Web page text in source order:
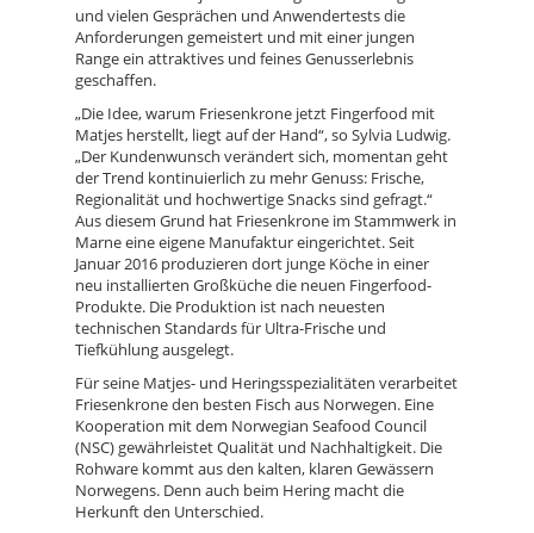
und vielen Gesprächen und Anwendertests die
Anforderungen gemeistert und mit einer jungen
Range ein attraktives und feines Genusserlebnis
geschaffen.
„Die Idee, warum Friesenkrone jetzt Fingerfood mit
Matjes herstellt, liegt auf der Hand“, so Sylvia Ludwig.
„Der Kundenwunsch verändert sich, momentan geht
der Trend kontinuierlich zu mehr Genuss: Frische,
Regionalität und hochwertige Snacks sind gefragt.“
Aus diesem Grund hat Friesenkrone im Stammwerk in
Marne eine eigene Manufaktur eingerichtet. Seit
Januar 2016 produzieren dort junge Köche in einer
neu installierten Großküche die neuen Fingerfood-
Produkte. Die Produktion ist nach neuesten
technischen Standards für Ultra-Frische und
Tiefkühlung ausgelegt.
Für seine Matjes- und Heringsspezialitäten verarbeitet
Friesenkrone den besten Fisch aus Norwegen. Eine
Kooperation mit dem Norwegian Seafood Council
(NSC) gewährleistet Qualität und Nachhaltigkeit. Die
Rohware kommt aus den kalten, klaren Gewässern
Norwegens. Denn auch beim Hering macht die
Herkunft den Unterschied.